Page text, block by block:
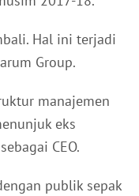
Hal ini terjadi
Group.
manajemen
eks
CEO.
publik sepak